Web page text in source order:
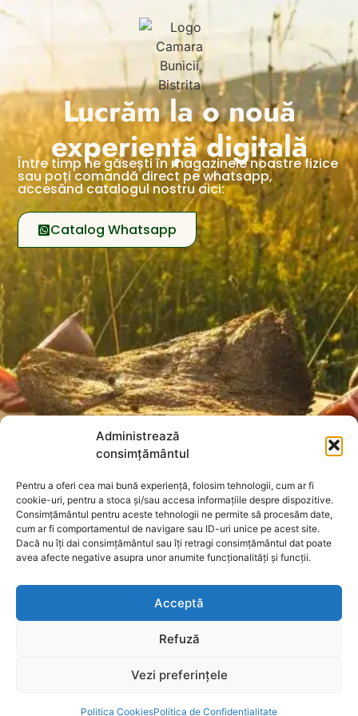
Administrează
consimțământul
Pentru a oferi cea mai bună experiență, folosim tehnologii, cum ar fi
cookie-uri, pentru a stoca și/sau accesa informațiile despre dispozitive.
Consimțământul pentru aceste tehnologii ne permite să procesăm date,
cum ar fi comportamentul de navigare sau ID-uri unice pe acest site.
Dacă nu îți dai consimțământul sau îți retragi consimțământul dat poate
avea afecte negative asupra unor anumite funcționalități și funcții.
Acceptă
Refuză
Vezi preferințele
Politica CookiesPolitica de Confidențialitate
Lucrăm la o nouă
experiență digitală​
Între timp negăsești în magazinele noastre fizice
sau poți comandădirect pe whatsapp,
accesândcatalogul nostru aici:
Catalog Whatsapp